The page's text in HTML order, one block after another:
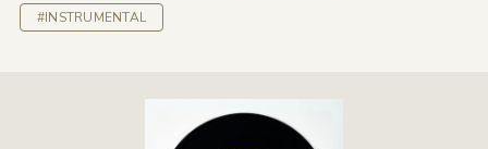
#INSTRUMENTAL